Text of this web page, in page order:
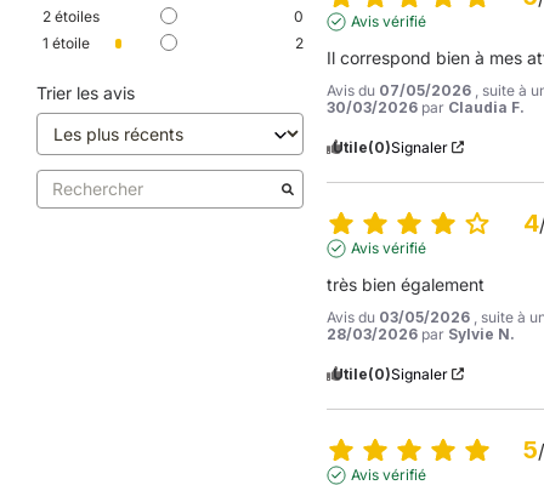
2 étoiles
0
1 étoile 2
Trier les avis
Avis vérifié
Il correspond bien à mes
Avis du 07/05/2026
, suite à
30/03/2026 par Claudia F.
Utile(0)Signaler
4
Avis vérifié
très bien également
Avis du 03/05/2026
, suite à
28/03/2026 par Sylvie N.
Utile(0)Signaler
5/
Avis vérifié